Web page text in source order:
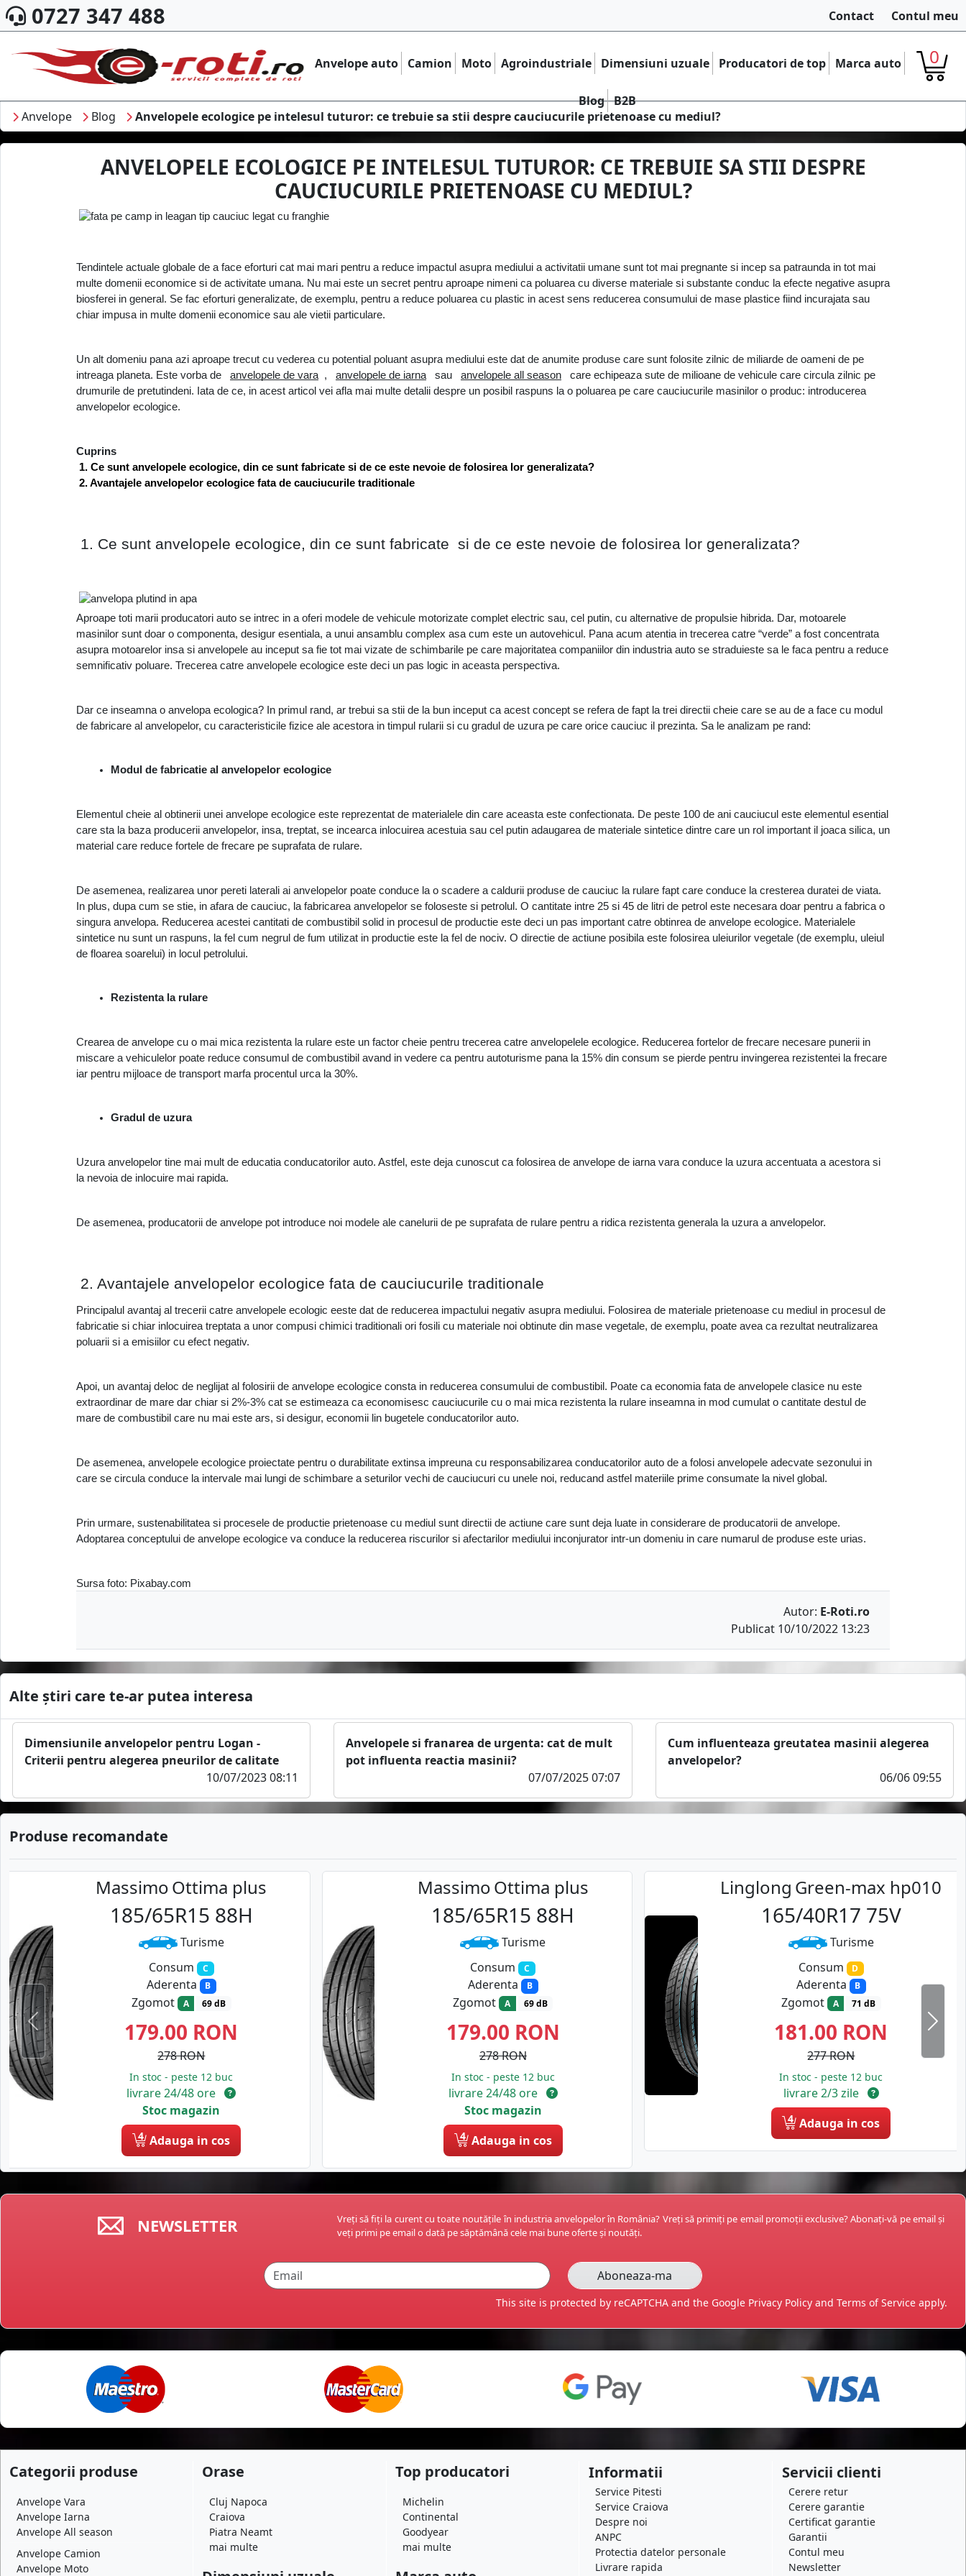
0727 347 488 Contact Contul meu
Anvelope auto Camion Moto Agroindustriale Dimensiuni uzuale Producatori de top Marca auto
Blog B2B
0
Anvelope Blog Anvelopele ecologice pe intelesul tuturor: ce trebuie sa stii despre cauciucurile prietenoase cu mediul?
ANVELOPELE ECOLOGICE PE INTELESUL TUTUROR: CE TREBUIE SA STII DESPRE
CAUCIUCURILE PRIETENOASE CU MEDIUL?
Tendintele actuale globale de a face eforturi cat mai mari pentru a reduce impactul asupra mediului a activitatii umane sunt tot mai pregnante si incep sa patraunda in tot mai
multe domenii economice si de activitate umana. Nu mai este un secret pentru aproape nimeni ca poluarea cu diverse materiale si substante conduc la efecte negative asupra
biosferei in general. Se fac eforturi generalizate, de exemplu, pentru a reduce poluarea cu plastic in acest sens reducerea consumului de mase plastice fiind incurajata sau
chiar impusa in multe domenii economice sau ale vietii particulare.
Un alt domeniu pana azi aproape trecut cu vederea cu potential poluant asupra mediului este dat de anumite produse care sunt folosite zilnic de miliarde de oameni de pe
intreaga planeta. Este vorba de
anvelopele de vara , anvelopele de iarna sau anvelopele all season
care echipeaza sute de milioane de vehicule care circula zilnic pe
drumurile de pretutindeni. Iata de ce, in acest articol vei afla mai multe detalii despre un posibil raspuns la o poluarea pe care cauciucurile masinilor o produc: introducerea
anvelopelor ecologice.
Cuprins
1. Ce sunt anvelopele ecologice, din ce sunt fabricate si de ce este nevoie de folosirea lor generalizata?
2. Avantajele anvelopelor ecologice fata de cauciucurile traditionale
1. Ce sunt anvelopele ecologice, din ce sunt fabricate  si de ce este nevoie de folosirea lor generalizata?
Aproape toti marii producatori auto se intrec in a oferi modele de vehicule motorizate complet electric sau, cel putin, cu alternative de propulsie hibrida. Dar, motoarele
masinilor sunt doar o componenta, desigur esentiala, a unui ansamblu complex asa cum este un autovehicul. Pana acum atentia in trecerea catre “verde” a fost concentrata
asupra motoarelor insa si anvelopele au inceput sa fie tot mai vizate de schimbarile pe care majoritatea companiilor din industria auto se straduieste sa le faca pentru a reduce
semnificativ poluare. Trecerea catre anvelopele ecologice este deci un pas logic in aceasta perspectiva.
Dar ce inseamna o anvelopa ecologica? In primul rand, ar trebui sa stii de la bun inceput ca acest concept se refera de fapt la trei directii cheie care se au de a face cu modul
de fabricare al anvelopelor, cu caracteristicile fizice ale acestora in timpul rularii si cu gradul de uzura pe care orice cauciuc il prezinta. Sa le analizam pe rand:
Modul de fabricatie al anvelopelor ecologice
Elementul cheie al obtinerii unei anvelope ecologice este reprezentat de materialele din care aceasta este confectionata. De peste 100 de ani cauciucul este elementul esential
care sta la baza producerii anvelopelor, insa, treptat, se incearca inlocuirea acestuia sau cel putin adaugarea de materiale sintetice dintre care un rol important il joaca silica, un
material care reduce fortele de frecare pe suprafata de rulare.
De asemenea, realizarea unor pereti laterali ai anvelopelor poate conduce la o scadere a caldurii produse de cauciuc la rulare fapt care conduce la cresterea duratei de viata.
In plus, dupa cum se stie, in afara de cauciuc, la fabricarea anvelopelor se foloseste si petrolul. O cantitate intre 25 si 45 de litri de petrol este necesara doar pentru a fabrica o
singura anvelopa. Reducerea acestei cantitati de combustibil solid in procesul de productie este deci un pas important catre obtinrea de anvelope ecologice. Materialele
sintetice nu sunt un raspuns, la fel cum negrul de fum utilizat in productie este la fel de nociv. O directie de actiune posibila este folosirea uleiurilor vegetale (de exemplu, uleiul
de floarea soarelui) in locul petrolului.
Rezistenta la rulare
Crearea de anvelope cu o mai mica rezistenta la rulare este un factor cheie pentru trecerea catre anvelopelele ecologice. Reducerea fortelor de frecare necesare punerii in
miscare a vehiculelor poate reduce consumul de combustibil avand in vedere ca pentru autoturisme pana la 15% din consum se pierde pentru invingerea rezistentei la frecare
iar pentru mijloace de transport marfa procentul urca la 30%.
Gradul de uzura
Uzura anvelopelor tine mai mult de educatia conducatorilor auto. Astfel, este deja cunoscut ca folosirea de anvelope de iarna vara conduce la uzura accentuata a acestora si
la nevoia de inlocuire mai rapida.
De asemenea, producatorii de anvelope pot introduce noi modele ale canelurii de pe suprafata de rulare pentru a ridica rezistenta generala la uzura a anvelopelor.
2. Avantajele anvelopelor ecologice fata de cauciucurile traditionale
Principalul avantaj al trecerii catre anvelopele ecologic eeste dat de reducerea impactului negativ asupra mediului. Folosirea de materiale prietenoase cu mediul in procesul de
fabricatie si chiar inlocuirea treptata a unor compusi chimici traditionali ori fosili cu materiale noi obtinute din mase vegetale, de exemplu, poate avea ca rezultat neutralizarea
poluarii si a emisiilor cu efect negativ.
Apoi, un avantaj deloc de neglijat al folosirii de anvelope ecologice consta in reducerea consumului de combustibil. Poate ca economia fata de anvelopele clasice nu este
extraordinar de mare dar chiar si 2%-3% cat se estimeaza ca economisesc cauciucurile cu o mai mica rezistenta la rulare inseamna in mod cumulat o cantitate destul de
mare de combustibil care nu mai este ars, si desigur, economii lin bugetele conducatorilor auto.
De asemenea, anvelopele ecologice proiectate pentru o durabilitate extinsa impreuna cu responsabilizarea conducatorilor auto de a folosi anvelopele adecvate sezonului in
care se circula conduce la intervale mai lungi de schimbare a seturilor vechi de cauciucuri cu unele noi, reducand astfel materiile prime consumate la nivel global.
Prin urmare, sustenabilitatea si procesele de productie prietenoase cu mediul sunt directii de actiune care sunt deja luate in considerare de producatorii de anvelope.
Adoptarea conceptului de anvelope ecologice va conduce la reducerea riscurilor si afectarilor mediului inconjurator intr-un domeniu in care numarul de produse este urias.
Sursa foto: Pixabay.com
Autor: E-Roti.ro
Publicat 10/10/2022 13:23
Alte știri care te-ar putea interesa
Dimensiunile anvelopelor pentru Logan -
Criterii pentru alegerea pneurilor de calitate
10/07/2023 08:11
Anvelopele si franarea de urgenta: cat de mult
pot influenta reactia masinii?
07/07/2025 07:07
Cum influenteaza greutatea masinii alegerea
anvelopelor?
06/06 09:55
Produse recomandate
MassimoOttima plus
185/65R15 88H
Turisme
Consum C
Aderenta B
Zgomot A 69 dB
179.00 RON
278 RON
In stoc - peste 12 buc
livrare 24/48 ore
Stoc magazin
4 Adauga in cos
MassimoOttima plus
185/65R15 88H
Turisme
Consum C
Aderenta B
Zgomot A 69 dB
179.00 RON
278 RON
In stoc - peste 12 buc
livrare 24/48 ore
Stoc magazin
4 Adauga in cos
Linglong Green-max hp010
165/40R17 75V
Turisme
Consum
D
Aderenta B
Zgomot A 71 dB
181.00 RON
277 RON
In stoc - peste 12 buc
livrare 2/3 zile
4 Adauga in cos
Previous Next
NEWSLETTER
Vreți să fiți la curent cu toate noutățile în industria anvelopelor în România? Vreți să primiți pe email promoții exclusive? Abonați-vă pe email și
veți primi pe email o dată pe săptămână cele mai bune oferte și noutăți.
This site is protected by reCAPTCHA and the Google Privacy Policy and Terms of Service apply.
Categorii produse
Anvelope Vara
Anvelope Iarna
Anvelope All season
Anvelope Camion
Anvelope Moto
Orase
Cluj Napoca
Craiova
Piatra Neamt
mai multe
Top producatori
Michelin
Continental
Goodyear
mai multe
Informatii
Service Pitesti
Service Craiova
Despre noi
ANPC
Protectia datelor personale
Livrare rapida
Servicii clienti
Cerere retur
Cerere garantie
Certificat garantie
Garantii
Contul meu
Newsletter